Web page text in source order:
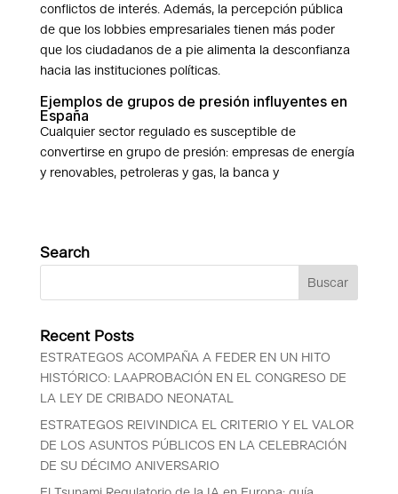
conflictos de interés. Además, la percepción pública
de que los lobbies empresariales tienen más poder
que los ciudadanos de a pie alimenta la desconfianza
hacia las instituciones políticas.
Ejemplos de grupos de presión influyentes en
España
Cualquier sector regulado es susceptible de
convertirse en grupo de presión: empresas de energía
y renovables, petroleras y gas, la banca y
Search
Recent Posts
ESTRATEGOS ACOMPAÑA A FEDER EN UN HITO
HISTÓRICO: LAAPROBACIÓN EN EL CONGRESO DE
LA LEY DE CRIBADO NEONATAL
ESTRATEGOS REIVINDICA EL CRITERIO Y EL VALOR
DE LOS ASUNTOS PÚBLICOS EN LA CELEBRACIÓN
DE SU DÉCIMO ANIVERSARIO